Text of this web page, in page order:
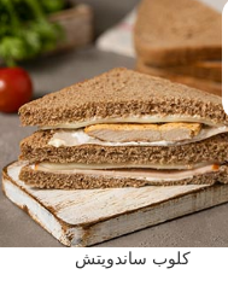
كلوب ساندويتش